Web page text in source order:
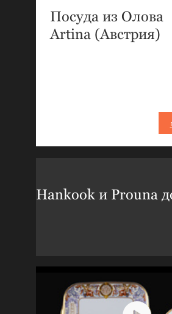
Посуда из Олова
Artina (Австрия)
Hankook и Prouna